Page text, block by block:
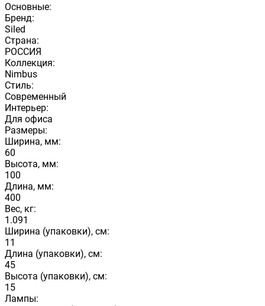
Основные:
Бренд:
Siled
Страна:
РОССИЯ
Коллекция:
Nimbus
Стиль:
Современный
Интерьер:
Для офиса
Размеры:
Ширина, мм:
60
Высота, мм:
100
Длина, мм:
400
Вес, кг:
1.091
Ширина (упаковки), см:
11
Длина (упаковки), см:
45
Высота (упаковки), см:
15
Лампы: